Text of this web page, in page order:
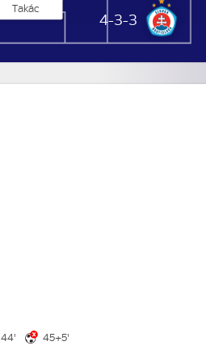
Slovan Bratislava
4-3-3
Takác
44' 44. minute
45+5'